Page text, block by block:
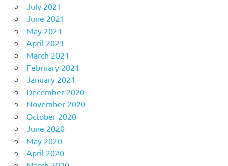
July 2021
June 2021
May 2021
April 2021
March 2021
February 2021
January 2021
December 2020
November 2020
October 2020
June 2020
May 2020
April 2020